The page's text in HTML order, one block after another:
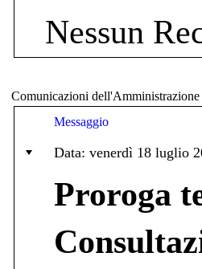
Nessun
Comunicazioni dell'Amministrazione
Messaggio
Data: venerdì 18 luglio
Proroga